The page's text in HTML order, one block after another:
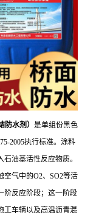
水剂） 是单组份黑色
2005执行标准。涂料
油基活性反应物质。
空气中的O2、SO2等活
阶反应阶段；这一阶段
工车辆以及高温沥青混